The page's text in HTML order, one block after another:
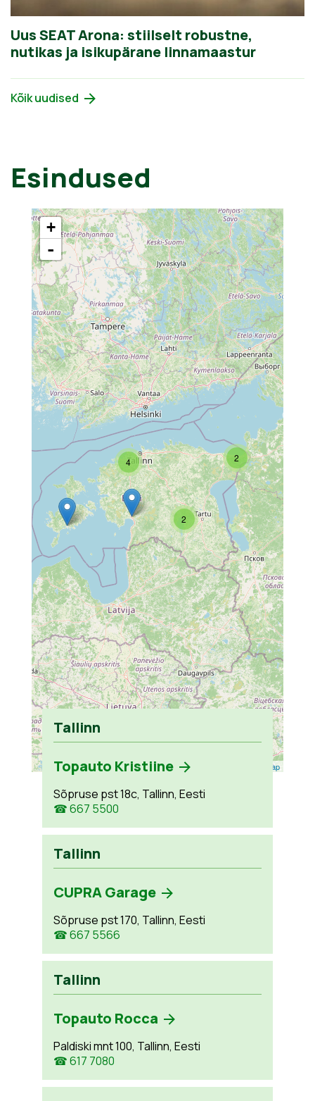
Uus SEAT Arona: stiilselt robustne,
nutikas ja isikupärane linnamaastur
Kõik uudised
Esindused
2
2
4
+
-
Leaflet OpenStreetMap
Tallinn
Topauto Kristiine
Sõpruse pst 18c, Tallinn, Eesti
☎ 667 5500
Tallinn
CUPRA Garage
Sõpruse pst 170, Tallinn, Eesti
☎ 667 5566
Tallinn
Topauto Rocca
Paldiski mnt 100, Tallinn, Eesti
☎ 617 7080